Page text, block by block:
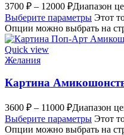
3700 ₽ – 12000 ₽Диапазон
Выберите параметры Этот
Опции можно выбрать на
Quick view
Желания
Картина
3600 ₽ – 11000 ₽Диапазон
Выберите параметры Этот
Опции можно выбрать на